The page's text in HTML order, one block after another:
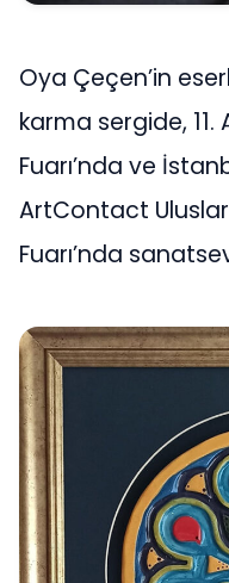
Oya Çeçen’in
karma sergide,
Fuarı’nda ve
ArtContact
Fuarı’nda